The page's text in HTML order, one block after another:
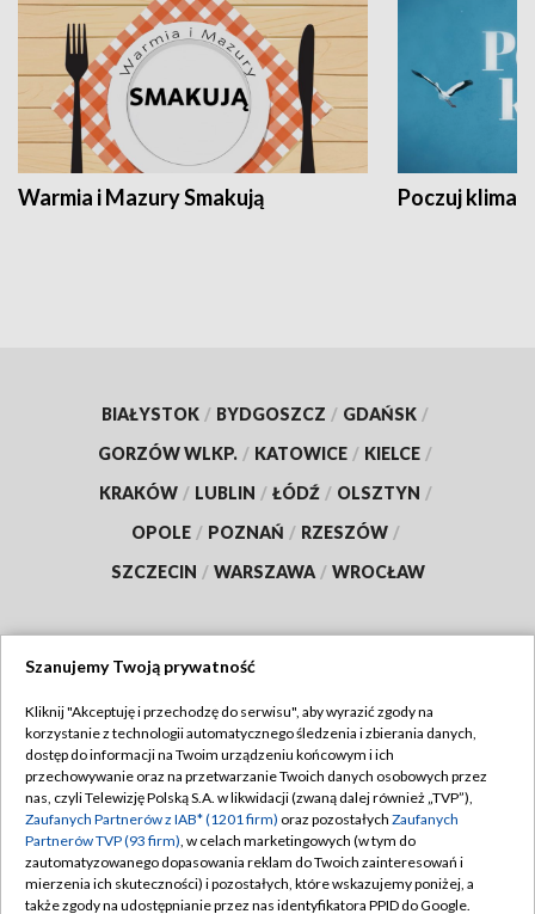
Warmia i Mazury Smakują Poczuj klimat
BIAŁYSTOK / BYDGOSZCZ / GDAŃSK /
GORZÓW WLKP. / KATOWICE / KIELCE /
KRAKÓW / LUBLIN / ŁÓDŹ / OLSZTYN /
OPOLE / POZNAŃ / RZESZÓW /
SZCZECIN / WARSZAWA / WROCŁAW
TVP
Abonament TVP
Emisja w TVP
Centrum informacji TVP
Naziemna Telewizja Cyfrowa
Regulamin TVP
Polityka prywatności
Moje zgody
Pomoc
Szanujemy Twoją prywatność
Kliknij "Akceptuję i przechodzę do serwisu", aby wyrazić zgody na
korzystanie z technologii automatycznego śledzenia i zbierania danych,
dostęp do informacji na Twoim urządzeniu końcowym i ich
przechowywanie oraz na przetwarzanie Twoich danych osobowych przez
nas, czyli Telewizję Polską S.A. w likwidacji (zwaną dalej również „TVP”),
Zaufanych Partnerów z IAB* (1201 firm) oraz pozostałych Zaufanych
Partnerów TVP (93 firm), w celach marketingowych (w tym do
zautomatyzowanego dopasowania reklam do Twoich zainteresowań i
mierzenia ich skuteczności) i pozostałych, które wskazujemy poniżej, a
także zgody na udostępnianie przez nas identyfikatora PPID do Google.